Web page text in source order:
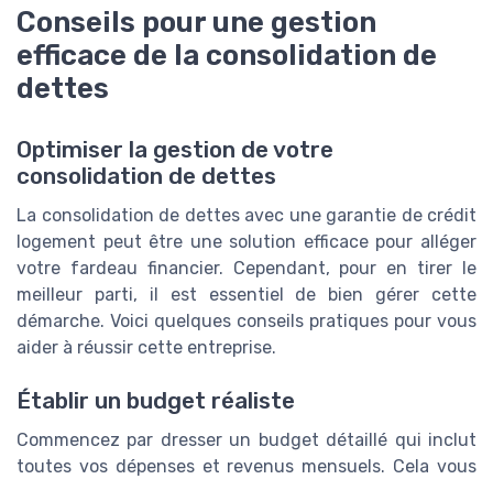
Conseils pour une gestion
efficace de la consolidation de
dettes
Optimiser la gestion de votre
consolidation de dettes
La consolidation de dettes avec une garantie de crédit
logement peut être une solution efficace pour alléger
votre fardeau financier. Cependant, pour en tirer le
meilleur parti, il est essentiel de bien gérer cette
démarche. Voici quelques conseils pratiques pour vous
aider à réussir cette entreprise.
Établir un budget réaliste
Commencez par dresser un budget détaillé qui inclut
toutes vos dépenses et revenus mensuels. Cela vous